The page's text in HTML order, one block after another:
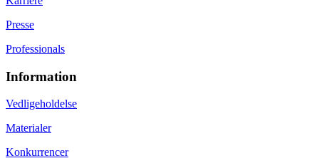
Presse
Professionals
Information
Vedligeholdelse
Materialer
Konkurrencer